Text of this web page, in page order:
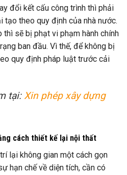
đổi kết cấu công trình thì phải
tạo theo quy định của nhà nước.
thì sẽ bị phạt vi phạm hành chính
ban đầu. Vì thế, để không bị
quy định pháp luật trước cải
tại:Xin phép xây dựng
cách thiết kế lại nội thất
lại không gian một cách gọn
hạn chế về diện tích, cần có